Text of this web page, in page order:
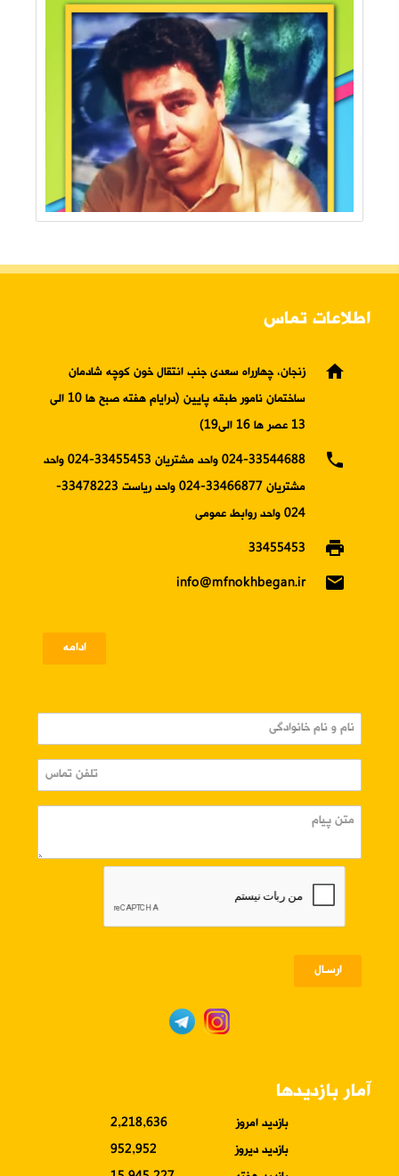
اطلاعات تماس
home
زنجان، چهارراه سعدی جنب انتقال خون کوچه شادمان
ساختمان نامور طبقه پایین (درایام هفته صبح ها 10 الی
13 عصر ها 16 الی19)
phone
024-33544688 واحد مشتریان 33455453-024 واحد
مشتریان 33466877-024 واحد ریاست 33478223-
024 واحد روابط عمومی
print
33455453
email
info@mfnokhbegan.ir
ادامه
ارسـال
آمار بازدیدها
بازدید امروز
2,218,636
بازدید دیروز
952,952